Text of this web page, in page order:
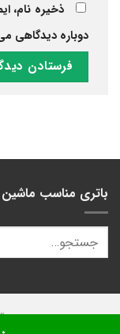
ذخیره نام،
دوباره دیدگاهی
باتری مناسب